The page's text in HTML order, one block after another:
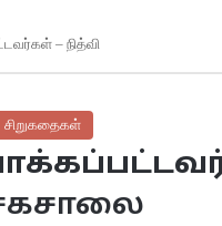
– நித்வி
சிறுகதைகள்